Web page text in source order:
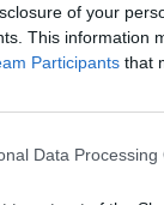
of your
This information
Participants that
Data Processing